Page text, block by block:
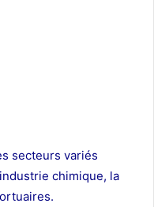
secteurs variés
chimique, la